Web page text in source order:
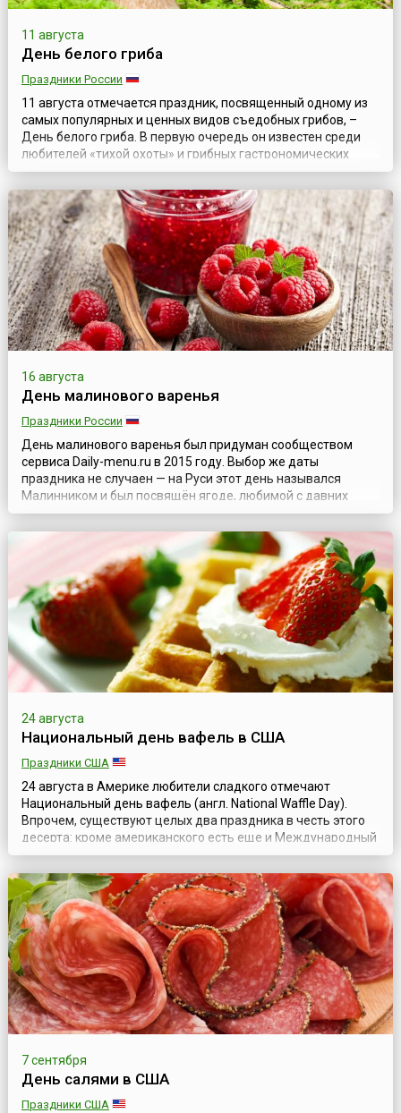
11 августа
День белого гриба
Праздники России
11 августа отмечается праздник, посвященный одному из
самых популярных и ценных видов съедобных грибов, –
День белого гриба. В первую очередь он известен среди
любителей «тихой охоты» и грибных гастрономических
блюд.Белый гриб – настоящий царь грибов. Он
произрастает по всей европейской лесной зоне, в тайге, на
Кавказе, хорошо адаптирован к любым видам почв,
исключая торфянистые. Считается, чт...
16 августа
День малинового варенья
Праздники России
День малинового варенья был придуман сообществом
сервиса Daily-menu.ru в 2015 году. Выбор же даты
праздника не случаен — на Руси этот день назывался
Малинником и был посвящён ягоде, любимой с давних
времен всеми, вне зависимости от возраста и социального
положения. Малину ценили во все времена за её вкус и
полезные качества и использовали не только как продукт
питания, но и как целебное средст...
24 августа
Национальный день вафель в США
Праздники США
24 августа в Америке любители сладкого отмечают
Национальный день вафель (англ. National Waffle Day).
Впрочем, существуют целых два праздника в честь этого
десерта: кроме американского есть еще и Международный
день вафель, отмечаемый 25 марта.Чем же отличается
американское лакомство? Эти вафли — не хрустящие
пластинки, к которым привыкли жители европейских стран,
а небольшие «оладьи», которые ...
7 сентября
День салями в США
Праздники США